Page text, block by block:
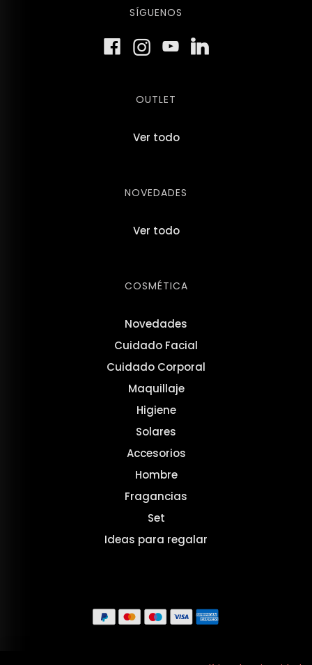
SÍGUENOS
OUTLET
Ver todo
NOVEDADES
Ver todo
COSMÉTICA
Novedades
Cuidado Facial
Cuidado Corporal
Maquillaje
Higiene
Solares
Accesorios
Hombre
Fragancias
Set
Ideas para regalar